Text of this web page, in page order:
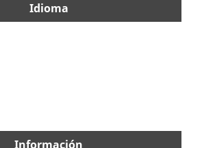
Idioma
Información